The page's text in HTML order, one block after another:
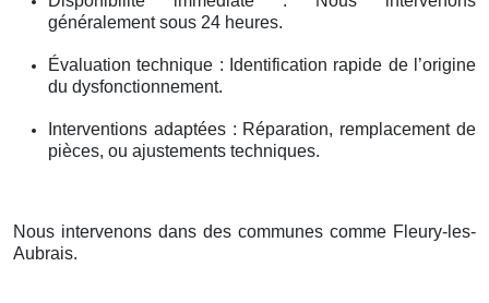
généralement sous 24 heures.
Évaluation technique : Identification rapide de l’origine
du dysfonctionnement.
Interventions adaptées : Réparation, remplacement de
pièces, ou ajustements techniques.
Nous intervenons dans des communes comme Fleury-les-
Aubrais.